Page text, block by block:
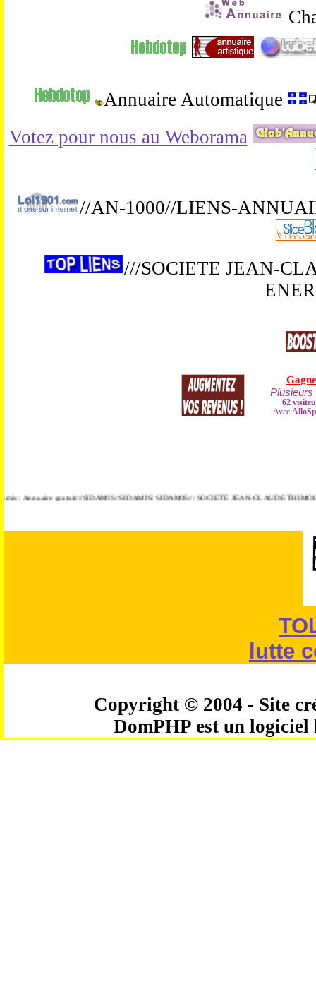
Annuaire Automatique
Votez pour nous au Weborama
//AN-1000//LIENS-
///SOCIETE JEAN-
gratuit///SIDAMIS/ SIDAMIS/ SIDAMIS/// SOCIETE JEAN-CLAUDE THIMOLEON
lutte
Copyright © 2004 - Site
DomPHP est un